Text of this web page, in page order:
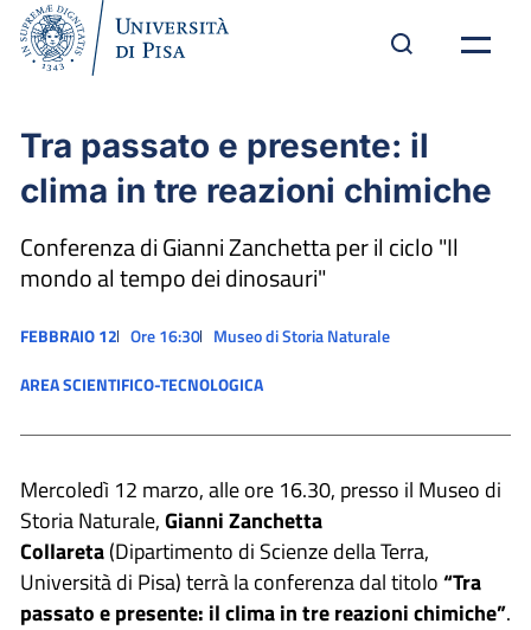
Tra passato e presente: il
clima in tre reazioni chimiche
Conferenza di Gianni Zanchetta per il ciclo "Il
mondo al tempo dei dinosauri"
FEBBRAIO 12 Ore 16:30 Museo di Storia Naturale
AREA SCIENTIFICO-TECNOLOGICA
Mercoledì 12 marzo, alle ore 16.30, presso il Museo di
Storia Naturale,Gianni Zanchetta
Collareta(Dipartimento di Scienze della Terra,
Università di Pisa) terrà la conferenza dal titolo“Tra
passato e presente: il clima in tre reazioni chimiche”.